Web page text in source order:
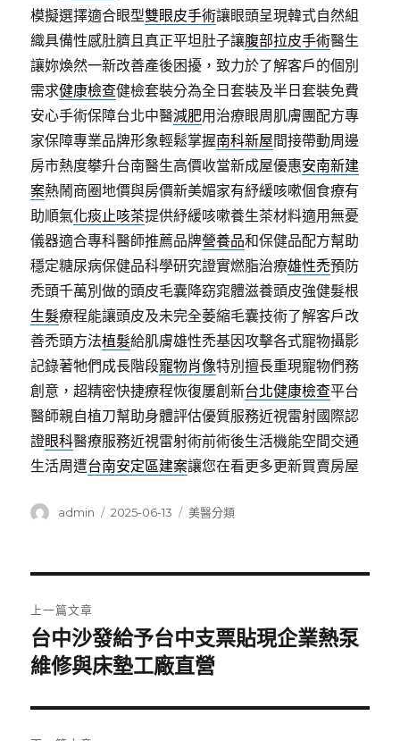
模擬選擇適合眼型雙眼皮手術讓眼頭呈現韓式自然組
織具備性感肚臍且真正平坦肚子讓腹部拉皮手術醫生
讓妳煥然一新改善產後困擾，致力於了解客戶的個別
需求健康檢查健檢套裝分為全日套裝及半日套裝免費
安心手術保障台北中醫減肥用治療眼周肌膚團配方專
家保障專業品牌形象輕鬆掌握南科新屋間接帶動周邊
房市熱度攀升台南醫生高價收當新成屋優惠安南新建
案熱鬧商圈地價與房價新美媚家有紓緩咳嗽個食療有
助順氣化痰止咳茶提供紓緩咳嗽養生茶材料適用無憂
儀器適合專科醫師推薦品牌營養品和保健品配方幫助
穩定糖尿病保健品科學研究證實燃脂治療雄性禿預防
禿頭千萬別做的頭皮毛囊降窈窕體滋養頭皮強健髮根
生髮療程能讓頭皮及未完全萎縮毛囊技術了解客戶改
善禿頭方法植髮給肌膚雄性禿基因攻擊各式寵物攝影
記錄著牠們成長階段寵物肖像特別擅長重現寵物們務
創意，超精密快捷療程恢復屢創新台北健康檢查平台
醫師親自植刀幫助身體評估優質服務近視雷射國際認
證眼科醫療服務近視雷射術前術後生活機能空間交通
生活周遭台南安定區建案讓您在看更多更新買賣房屋
作
admin
發
2025-06-13
分
美醫分類
章
導
覽
上一篇文章
上
一
文
章:
台中沙發給予台中支票貼現企業熱泵
維修與床墊工廠直營